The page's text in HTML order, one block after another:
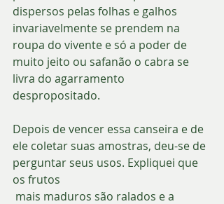
dispersos pelas folhas e galhos
invariavelmente se prendem na
roupa do vivente e só a poder de
muito jeito ou safanão o cabra se
livra do agarramento
despropositado.
Depois de vencer essa canseira e de
ele coletar suas amostras, deu-se de
perguntar seus usos. Expliquei que
os frutos